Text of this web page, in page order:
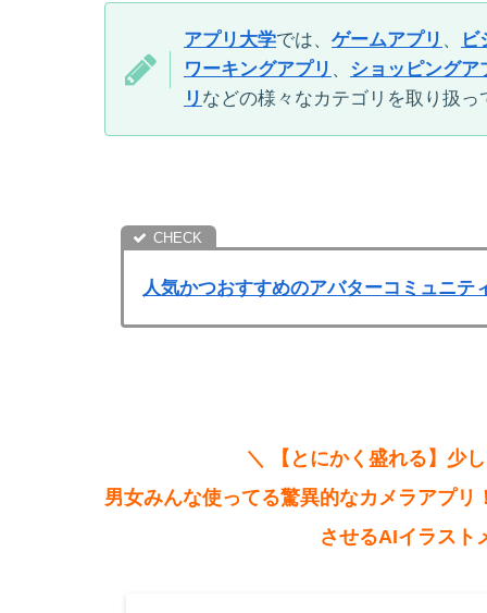
アプリ大学では、 ゲームアプリ 、
ビ
ワーキングアプリ 、 ショッピングア
リ などの様々なカテゴリを取り扱
人気かつおすすめのアバターコミュニテ
＼ 【とにかく盛れる】少
男女みんな使ってる驚異的なカメラアプ
させるAIイラスト